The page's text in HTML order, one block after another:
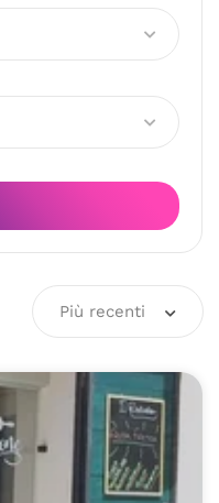
Più recenti